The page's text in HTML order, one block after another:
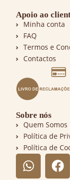
Apoio ao
Minha conta
FAQ
Termos e
Contactos
Sobre nós
Quem Somos
Política de
Política de